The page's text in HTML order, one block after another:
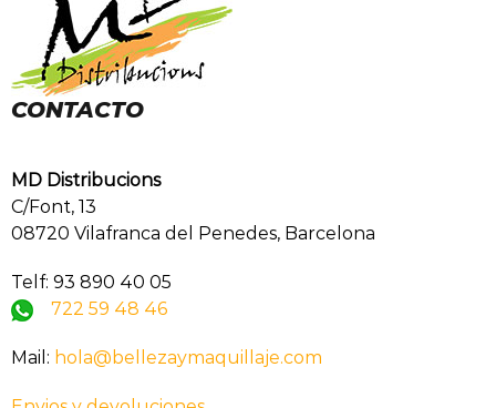
CONTACTO
MD Distribucions
C/Font, 13
08720 Vilafranca del Penedes, Barcelona
Telf: 93 890 40 05
722 59 48 46
Mail: hola@bellezaymaquillaje.com